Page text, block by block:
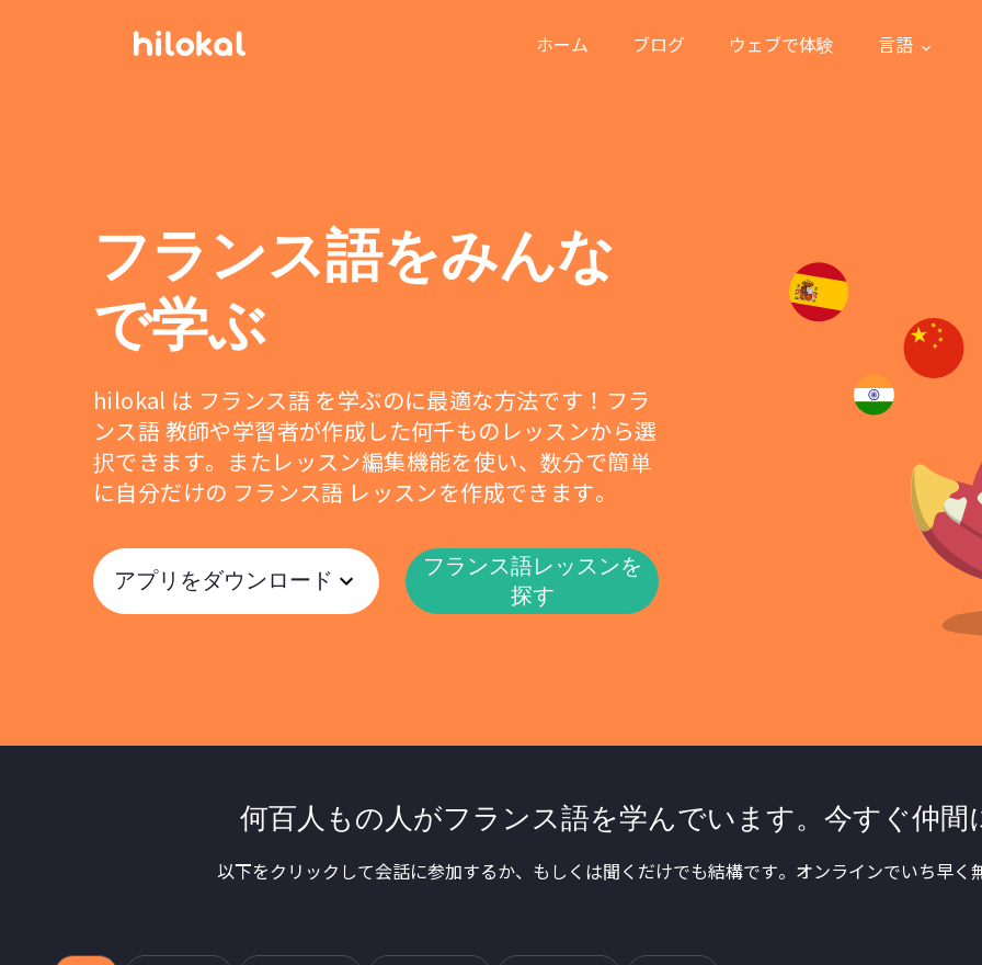
ホーム ブログ ウェブで体験 言語
フランス語をみんな
で学ぶ
hilokal は フランス語 を学ぶのに最適な方法です！フラ
ンス語 教師や学習者が作成した何千ものレッスンから選
択できます。またレッスン編集機能を使い、数分で簡単
に自分だけの フランス語 レッスンを作成できます。
アプリをダウンロード
フランス語レッスンを
探す
何百人もの人がフランス語を学んでいます。今すぐ仲
以下をクリックして会話に参加するか、もしくは聞くだけでも結構です。オンラインでいち早